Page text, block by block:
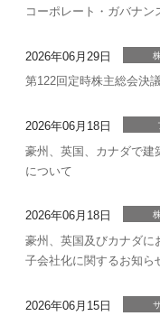
コーポレート・ガバナン
2026年06月29日
第122回定時株主総会決
2026年06月18日
豪州、英国、カナダで建
について
2026年06月18日
豪州、英国及びカナダに
子会社化に関するお知ら
2026年06月15日